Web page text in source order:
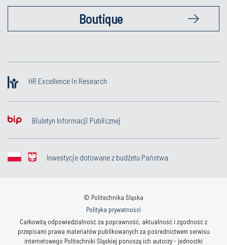
Boutique
HR Excellence in Research
Biuletyn Informacji Publicznej
Inwestycje dotowane z budżetu Państwa
© Politechnika Śląska
Polityka prywatności
Całkowitą odpowiedzialność za poprawność, aktualność i zgodność z
przepisami prawa materiałów publikowanych za pośrednictwem serwisu
internetowego Politechniki Śląskiej ponoszą ich autorzy - jednostki